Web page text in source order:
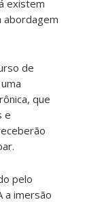
existem
abordagem
de
que
e
pelo
a imersão